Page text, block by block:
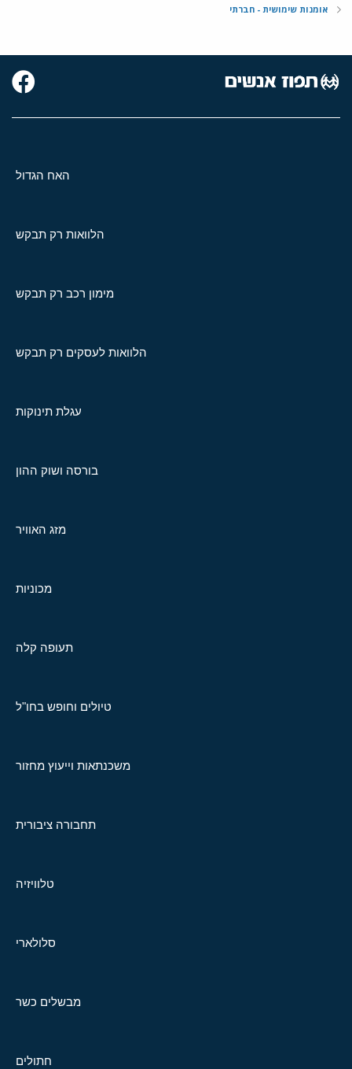
אומנות שימושית - חברתי
האח הגדול
הלוואות רק תבקש
מימון רכב רק תבקש
הלוואות לעסקים רק תבקש
עגלת תינוקות
בורסה ושוק ההון
מזג האוויר
מכוניות
תעופה קלה
טיולים וחופש בחו"ל
משכנתאות וייעוץ מחזור
תחבורה ציבורית
טלוויזיה
סלולארי
מבשלים כשר
חתולים